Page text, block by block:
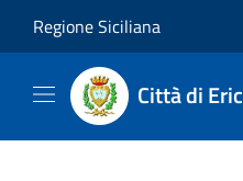
Regione Siciliana
Città di